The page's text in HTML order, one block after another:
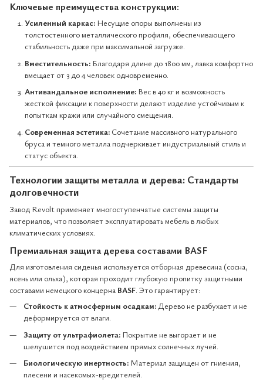
Ключевые преимущества конструкции:
Усиленный каркас: Несущие опоры выполнены из
толстостенного металлического профиля, обеспечивающего
стабильность даже при максимальной загрузке.
Вместительность: Благодаря длине до 1800 мм, лавка комфортно
вмещает от 3 до 4 человек одновременно.
Антивандальное исполнение: Вес в 40 кг и возможность
жесткой фиксации к поверхности делают изделие устойчивым к
попыткам кражи или случайного смещения.
Современная эстетика: Сочетание массивного натурального
бруса и темного металла подчеркивает индустриальный стиль и
статус объекта.
Технологии защиты металла и дерева: Стандарты
долговечности
Завод Revolt применяет многоступенчатые системы защиты
материалов, что позволяет эксплуатировать мебель в любых
климатических условиях.
Премиальная защита дерева составами BASF
Для изготовления сиденья используется отборная древесина (сосна,
ясень или ольха), которая проходит глубокую пропитку защитными
составами немецкого концерна BASF. Это гарантирует:
Стойкость к атмосферным осадкам: Дерево не разбухает и не
деформируется от влаги.
Защиту от ультрафиолета: Покрытие не выгорает и не
шелушится под воздействием прямых солнечных лучей.
Биологическую инертность: Материал защищен от гниения,
плесени и насекомых-вредителей.